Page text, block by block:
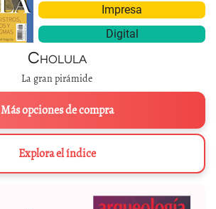
Impresa
Digital
Cholula
La gran pirámide
Más opciones de compra
Explora el índice